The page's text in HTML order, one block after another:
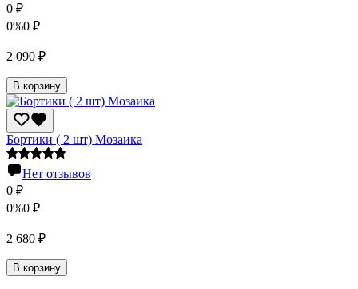
0 ₽
0%0 ₽
2 090 ₽
В корзину
Бортики ( 2 шт) Мозаика
Нет отзывов
0 ₽
0%0 ₽
2 680 ₽
В корзину